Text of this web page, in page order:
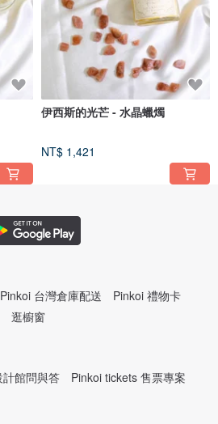
伊西斯的光芒 - 水晶蠟燭
NT$ 1,421
Pinkoi 台灣倉庫配送
Pinkoi 禮物卡
逛櫥窗
計館問與答 Pinkoi tickets 售票專案